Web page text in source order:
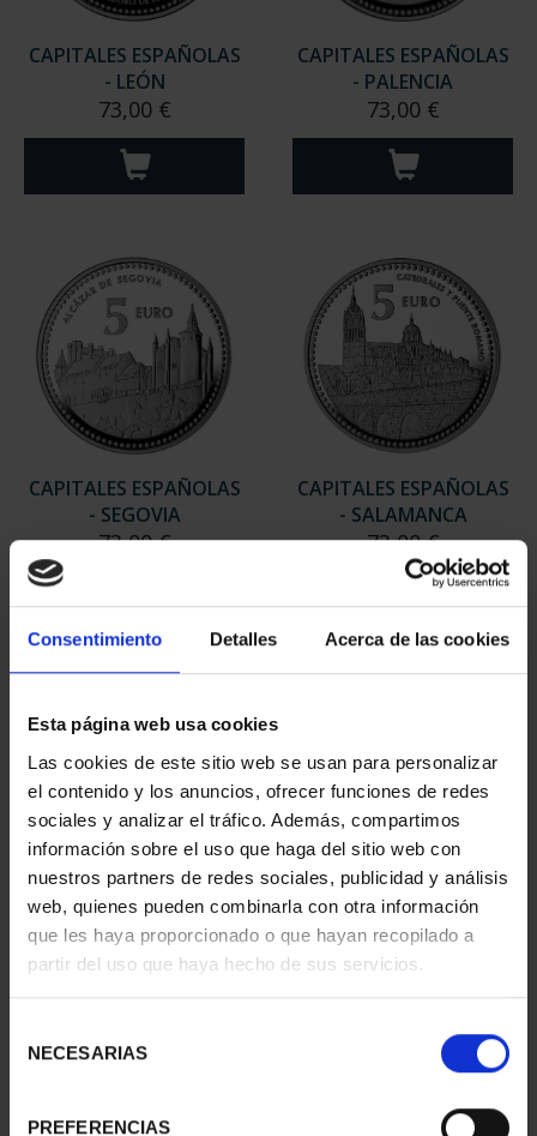
Consentimiento Detalles Acerca de las cookies
Esta página web usa cookies
Las cookies de este sitio web se usan para personalizar
el contenido y los anuncios, ofrecer funciones de redes
sociales y analizar el tráfico. Además, compartimos
información sobre el uso que haga del sitio web con
nuestros partners de redes sociales, publicidad y análisis
web, quienes pueden combinarla con otra información
que les haya proporcionado o que hayan recopilado a
partir del uso que haya hecho de sus servicios.
NECESARIAS
PREFERENCIAS
CAPITALES ESPAÑOLAS
- LEÓN
73,00 €
CAPITALES ESPAÑOLAS
- PALENCIA
73,00 €
CAPITALES ESPAÑOLAS
- SEGOVIA
73,00 €
CAPITALES ESPAÑOLAS
- SALAMANCA
73,00 €
CAPITALES ESPAÑOLAS
- SORIA
73,00 €
CAPITALES ESPAÑOLAS
- VALLADOLID
73,00 €